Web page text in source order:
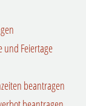
und Feiertage
beantragen